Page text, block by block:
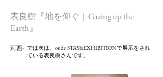
表良樹『地を仰ぐ｜Gazing up the
Earth』
では次は、ondo STAY&EXHIBITIONで展示をされ
ている表良樹さんです。
河西: